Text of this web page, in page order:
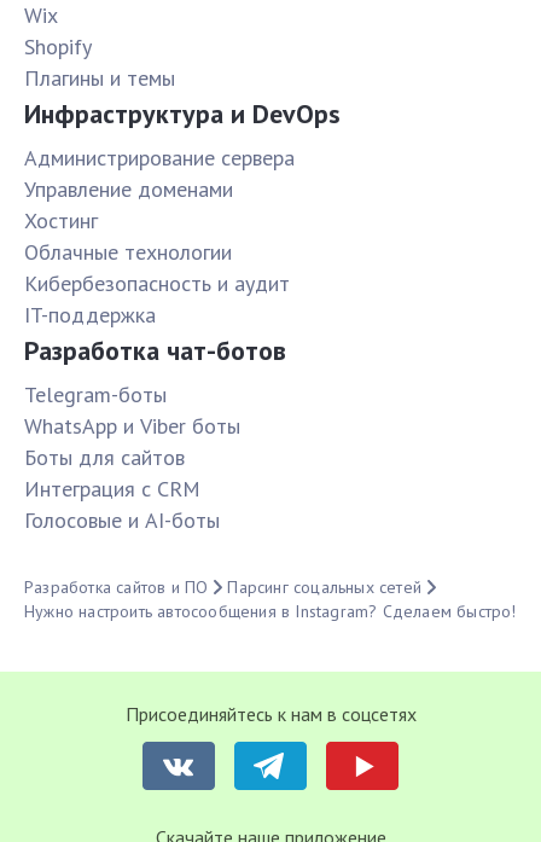
Wix
Shopify
Плагины и темы
Инфраструктура и DevOps
Администрирование сервера
Управление доменами
Хостинг
Облачные технологии
Кибербезопасность и аудит
IT-поддержка
Разработка чат-ботов
Telegram-боты
WhatsApp и Viber боты
Боты для сайтов
Интеграция с CRM
Голосовые и AI-боты
Разработка сайтов и ПО
Парсинг соцальных сетей
Нужно настроить автосообщения в Instagram? Сделаем быстро!
Присоединяйтесь к нам в соцсетях